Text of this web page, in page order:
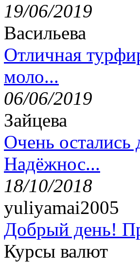
19/06/2019
Васильева
Отличная
моло...
06/06/2019
Зайцева
Очень
Надёжнос...
18/10/2018
yuliyamai2005
Добрый день!
Курсы валют